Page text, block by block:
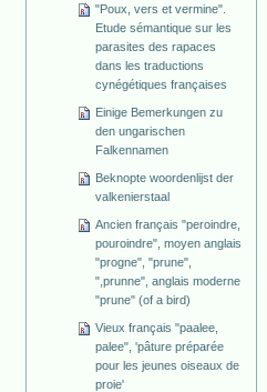
"Poux, vers et vermine".
Etude sémantique sur les
parasites des rapaces
dans les traductions
cynégétiques françaises
Einige Bemerkungen zu
den ungarischen
Falkennamen
Beknopte woordenlijst der
valkenierstaal
Ancien français "peroindre,
pouroindre", moyen anglais
"progne", "prune",
",prunne", anglais moderne
"prune" (of a bird)
Vieux français "paalee,
palee", 'pâture préparée
pour les jeunes oiseaux de
proie'